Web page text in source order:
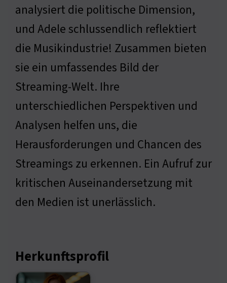
analysiert die politische Dimension,
und Adele schlussendlich reflektiert
die Musikindustrie! Zusammen bieten
sie ein umfassendes Bild der
Streaming-Welt. Ihre
unterschiedlichen Perspektiven und
Analysen helfen uns, die
Herausforderungen und Chancen des
Streamings zu erkennen. Ein Aufruf zur
kritischen Auseinandersetzung mit
den Medien ist unerlässlich.
Herkunftsprofil